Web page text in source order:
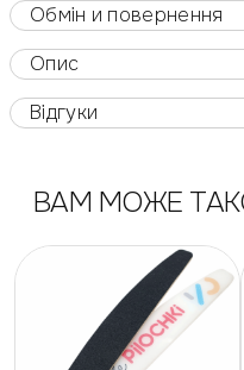
Обмін и повернення
Опис
Відгуки
ВАМ МОЖЕ